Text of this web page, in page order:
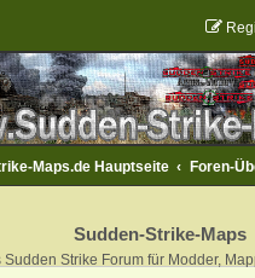
Maps.de Hauptseite Foren-
Sudden-Strike-Maps
Sudden Strike Forum für Modder,